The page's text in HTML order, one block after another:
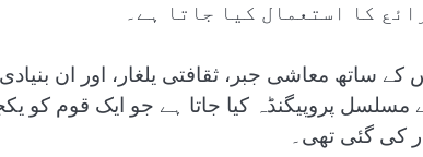
کا استعمال کیا جاتا ہے۔
کے ساتھ معاشی جبر، ثقافتی یلغار، اور ان
کی گئی تھی۔